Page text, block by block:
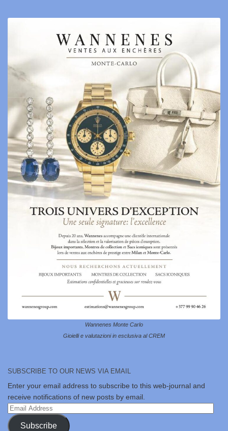
Wannenes Monte Carlo
Gioielli e valutazioni in esclusiva al CREM
SUBSCRIBE TO OUR NEWS VIA EMAIL
Enter your email address to subscribe to this web-journal and
receive notifications of new posts by email.
Email
Address
Subscribe